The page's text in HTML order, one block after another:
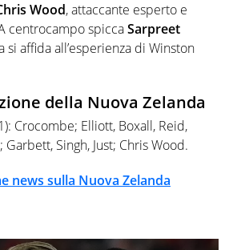
Wood, attaccante esperto e
centrocampo spiccaSarpreet
si affida all’esperienza di Winston
della Nuova Zelanda
Crocombe; Elliott, Boxall, Reid,
Garbett, Singh, Just; Chris Wood.
news sulla Nuova Zelanda